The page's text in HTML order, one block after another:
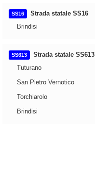
SS16
Strada statale SS16
Brindisi
SS613
Strada statale SS613
Tuturano
San Pietro Vernotico
Torchiarolo
Brindisi